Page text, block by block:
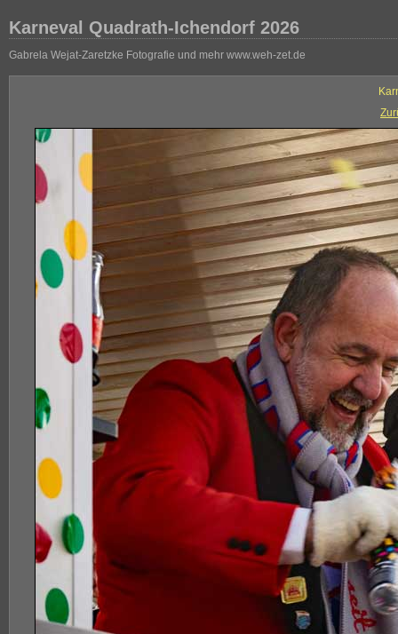
Karneval Quadrath-Ichendorf 2026
Gabrela Wejat-Zaretzke Fotografie und mehr www.weh-zet.de